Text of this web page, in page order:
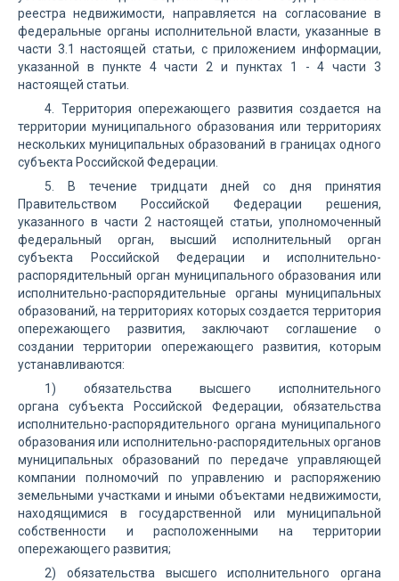
реестра недвижимости, направляется на согласование в
федеральные органы исполнительной власти, указанные в
части 3.1 настоящей статьи, с приложением информации,
указанной в пункте 4 части 2 и пунктах 1 - 4 части 3
настоящей статьи.
4. Территория опережающего развития создается на
территории муниципального образования или территориях
нескольких муниципальных образований в границах одного
субъекта Российской Федерации.
5. В течение тридцати дней со дня принятия
Правительством Российской Федерации решения,
указанного в части 2 настоящей статьи, уполномоченный
федеральный орган, высший исполнительный орган
субъекта Российской Федерации и исполнительно-
распорядительный орган муниципального образования или
исполнительно-распорядительные органы муниципальных
образований, на территориях которых создается территория
опережающего развития, заключают соглашение о
создании территории опережающего развития, которым
устанавливаются:
1) обязательства высшего исполнительного
органа субъекта Российской Федерации, обязательства
исполнительно-распорядительного органа муниципального
образования или исполнительно-распорядительных органов
муниципальных образований по передаче управляющей
компании полномочий по управлению и распоряжению
земельными участками и иными объектами недвижимости,
находящимися в государственной или муниципальной
собственности и расположенными на территории
опережающего развития;
2) обязательства высшего исполнительного органа